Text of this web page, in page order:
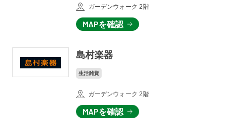
ガーデンウォーク 2階
MAPを確認
島村楽器
生活雑貨
ガーデンウォーク 2階
MAPを確認